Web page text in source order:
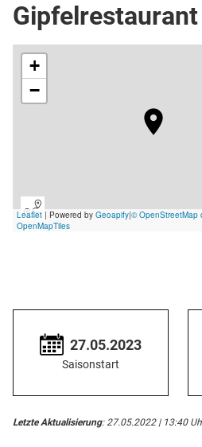
Gipfelrestaurant
27.05.2023
Saisonstart
Letzte Aktualisierung: 27.05.2022 | 13:40